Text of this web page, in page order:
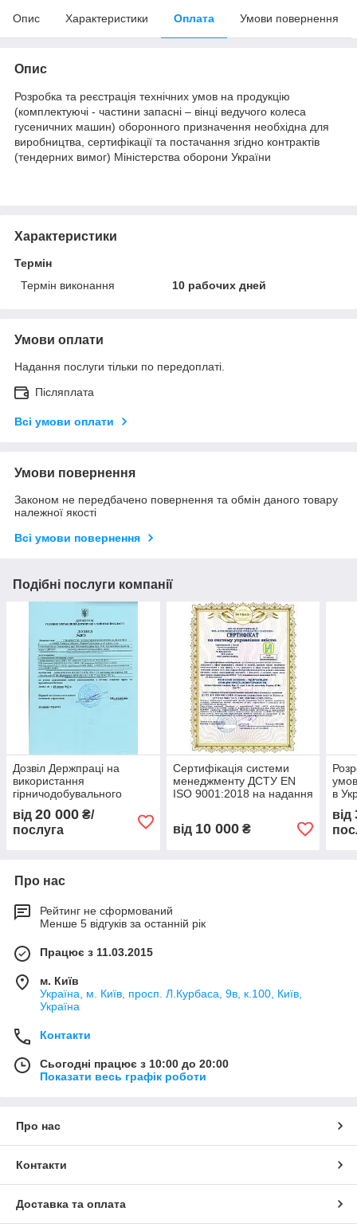
Опис Характеристики Оплата Умови повернення
Опис
Розробка та реєстрація технічних умов на продукцію
(комплектуючі - частини запасні – вінці ведучого колеса
гусеничних машин) оборонного призначення необхідна для
виробництва, сертифікації та постачання згідно контрактів
(тендерних вимог) Міністерства оборони України
Характеристики
Термін
Термін виконання
10 рабочих дней
Умови оплати
Надання послуги тільки по передоплаті.
Післяплата
Всі умови оплати
Умови повернення
Законом не передбачено повернення та обмін даного товару
належної якості
Всі умови повернення
Подібні послуги компанії
Дозвіл Держпраці на
використання
гірничодобувального
обладнання під тиском на
5 років згідно з ПКМУ No
1107
від 20 000 ₴/
послуга
Сертифікація системи
менеджменту ДСТУ EN
ISO 9001:2018 на надання
від 10 000₴
в
від
Про нас
Рейтинг не сформований
Менше 5 відгуків за останній рік
Працює з 11.03.2015
м. Київ
Україна, м. Київ, просп. Л.Курбаса, 9в, к.100, Київ,
Україна
Контакти
Сьогодні працює з 10:00 до 20:00
Показати весь графік роботи
Про нас
Контакти
Доставка та оплата